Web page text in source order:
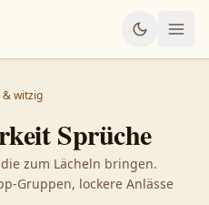
witzig
Sprüche
zum Lächeln bringen.
Gruppen, lockere Anlässe